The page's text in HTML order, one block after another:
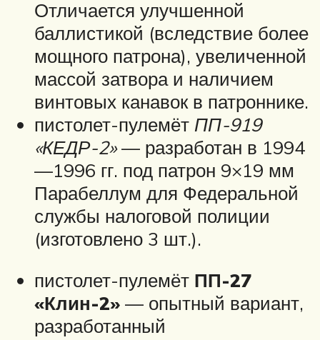
Отличается улучшенной
баллистикой (вследствие более
мощного патрона), увеличенной
массой затвора и наличием
винтовых канавок в патроннике.
пистолет-пулемёт ПП-919
«КЕДР-2»— разработан в 1994
—1996 гг. под патрон 9×19 мм
Парабеллум для Федеральной
службы налоговой полиции
(изготовлено 3 шт.).
пистолет-пулемёт ПП-27
«Клин-2» — опытный вариант,
разработанный